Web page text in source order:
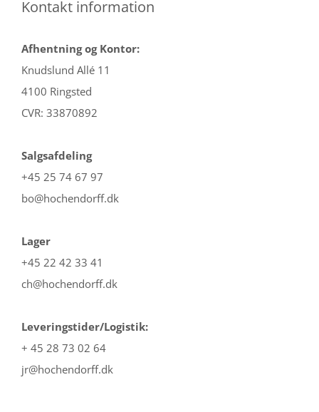
Kontakt information
Afhentning og Kontor:
Knudslund Allé 11
4100 Ringsted
CVR: 33870892
Salgsafdeling
+45 25 74 67 97
bo@hochendorff.dk
Lager
+45 22 42 33 41
ch@hochendorff.dk
Leveringstider/Logistik:
+ 45 28 73 02 64
jr@hochendorff.dk